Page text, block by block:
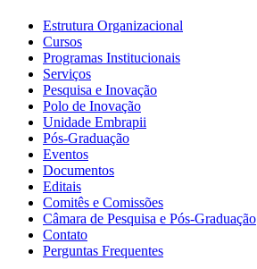
Estrutura Organizacional
Cursos
Programas Institucionais
Serviços
Pesquisa e Inovação
Polo de Inovação
Unidade Embrapii
Pós-Graduação
Eventos
Documentos
Editais
Comitês e Comissões
Câmara de Pesquisa e Pós-Graduação
Contato
Perguntas Frequentes